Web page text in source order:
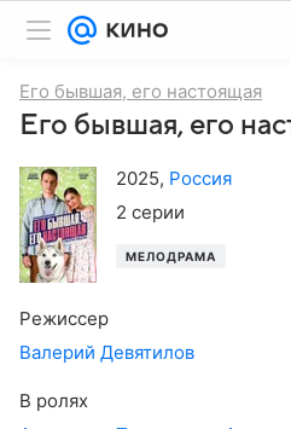
Его бывшая, его настоящая
Его бывшая, его
2025, Россия
2 серии
МЕЛОДРАМА
Режиссер
Валерий Девятилов
В ролях